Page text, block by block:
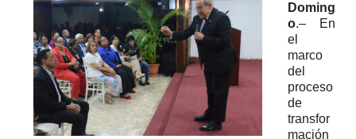
Doming
o.– En
el
marco
del
proceso
de
transfor
mación